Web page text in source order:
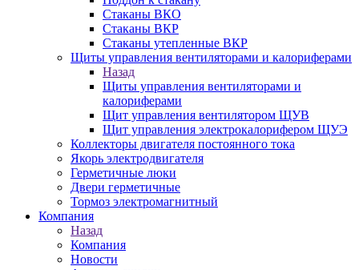
Стаканы ВКО
Стаканы ВКР
Стаканы утепленные ВКР
Щиты управления вентиляторами и калориферами
Назад
Щиты управления вентиляторами и
калориферами
Щит управления вентилятором ЩУВ
Щит управления электрокалорифером ЩУЭ
Коллекторы двигателя постоянного тока
Якорь электродвигателя
Герметичные люки
Двери герметичные
Тормоз электромагнитный
Компания
Назад
Компания
Новости